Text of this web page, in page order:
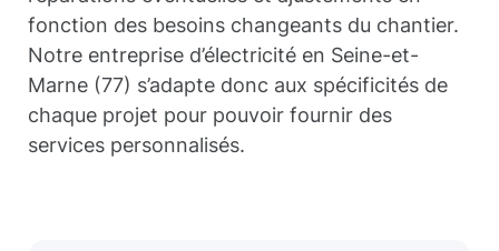
fonction des besoins changeants du chantier.
Notre entreprise d’électricité en Seine-et-
Marne (77) s’adapte donc aux spécificités de
chaque projet pour pouvoir fournir des
services personnalisés.